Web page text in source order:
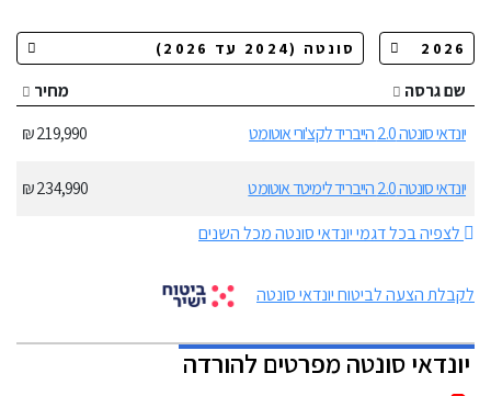
שם גרסה
מחיר
יונדאי סונטה 2.0 הייבריד לקצ'ורי אוטומט
219,990 ₪
יונדאי סונטה 2.0 הייבריד לימיטד אוטומט
234,990 ₪
לצפיה בכל דגמי יונדאי סונטה מכל השנים
לקבלת הצעה לביטוח יונדאי סונטה
יונדאי סונטה מפרטים להורדה